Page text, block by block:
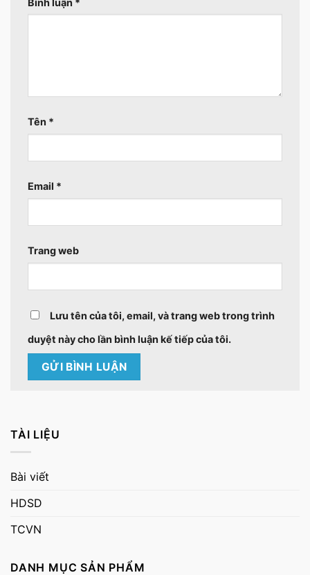
TÀI LIỆU
Bài viết
HDSD
TCVN
DANH MỤC SẢN PHẨM
Tên *
Email *
Trang web
Lưu tên của tôi, email, và trang web trong trình
duyệt này cho lần bình luận kế tiếp của tôi.